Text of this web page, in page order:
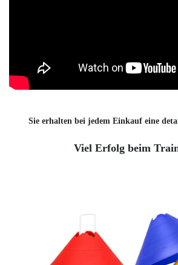
Sie erhalten bei jedem Einkauf eine
Viel Erfolg beim